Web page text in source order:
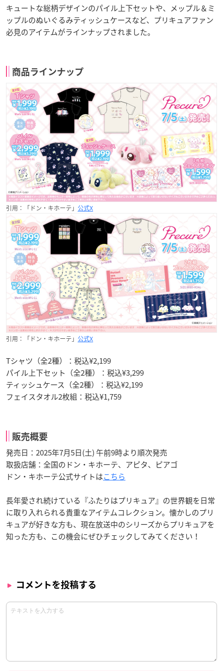
キュートな総柄デザインのパイル上下セットや、メップル＆ミ
ップルのぬいぐるみティッシュケースなど、プリキュアファン
必見のアイテムがラインナップされました。
商品ラインナップ
引用：「ドン・キホーテ」 公式X
引用：「ドン・キホーテ」 公式X
Tシャツ（全2種）：税込¥2,199
パイル上下セット（全2種）：税込¥3,299
ティッシュケース（全2種）：税込¥2,199
フェイスタオル2枚組：税込¥1,759
販売概要
発売日：2025年7月5日(土) 午前9時より順次発売
取扱店舗：全国のドン・キホーテ、アピタ、ピアゴ
ドン・キホーテ公式サイトはこちら
長年愛され続けている『ふたりはプリキュア』の世界観を日常
に取り入れられる貴重なアイテムコレクション。懐かしのプリ
キュアが好きな方も、現在放送中のシリーズからプリキュアを
知った方も、この機会にぜひチェックしてみてください！
コメントを投稿する